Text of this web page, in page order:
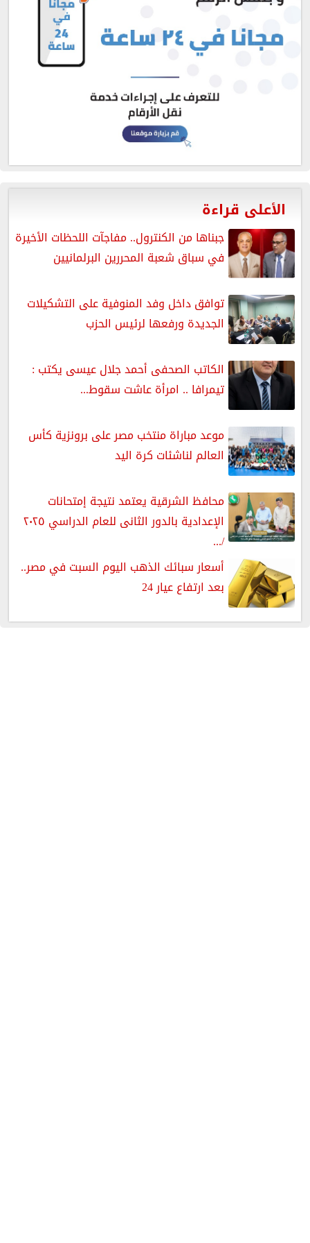
الأعلى قراءة
جبناها من الكنترول.. مفاجآت اللحظات الأخيرة
في سباق شعبة المحررين البرلمانيين
توافق داخل وفد المنوفية على التشكيلات
الجديدة ورفعها لرئيس الحزب
الكاتب الصحفى أحمد جلال عيسى يكتب :
تيمرافا .. امرأة عاشت سقوط...
موعد مباراة منتخب مصر على برونزية كأس
العالم لناشئات كرة اليد
محافظ الشرقية يعتمد نتيجة إمتحانات
الإعدادية بالدور الثانى للعام الدراسي ٢٠٢٥
/...
أسعار سبائك الذهب اليوم السبت في مصر..
بعد ارتفاع عيار 24